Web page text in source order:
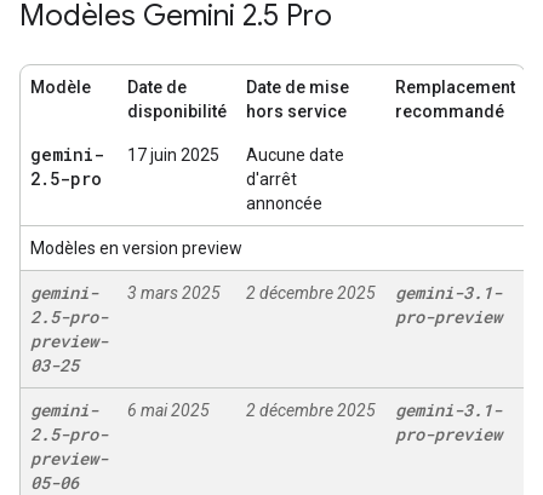
Modèles Gemini 2.5 Pro
Modèle
Date de
disponibilité
Date de mise
hors service
Remplacement
recommandé
gemini-
2. 5-pro
17 juin 2025
Aucune date
d'arrêt
annoncée
Modèles en version preview
gemini-
2.5-pro-
preview-
03-25
3 mars 2025 2 décembre 2025 gemini-3. 1-
pro-preview
gemini-
2.5-pro-
preview-
05-06
6 mai 2025 2 décembre 2025 gemini-3. 1-
pro-preview